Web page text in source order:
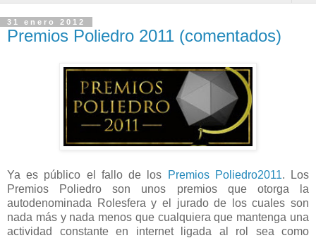
31 enero 2012
Premios Poliedro 2011 (comentados)
Ya es público el fallo de los Premios Poliedro2011. Los
Premios Poliedro son unos premios que otorga la
autodenominada Rolesfera y el jurado de los cuales son
nada más y nada menos que cualquiera que mantenga una
actividad constante en internet ligada al rol sea como